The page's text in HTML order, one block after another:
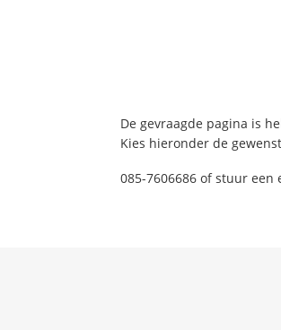
De gevraagde pagina is
Kies hieronder de
085-7606686 of stuur